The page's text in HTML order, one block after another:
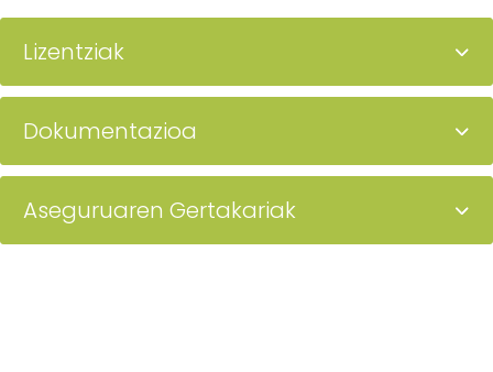
Lizentziak
Dokumentazioa
Aseguruaren Gertakariak